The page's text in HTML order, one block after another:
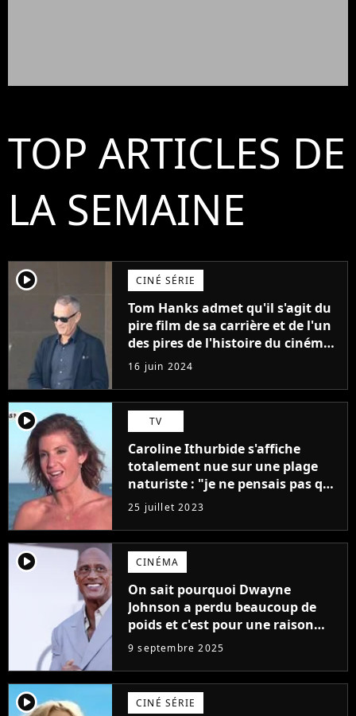
TOP ARTICLES DE
LA SEMAINE
player2 CINÉ SÉRIE
Tom Hanks admet qu'il s'agit du
pire film de sa carrière et de l'un
des pires de l'histoire du cinéma :
"L'un des films les plus
médiocres jamais réalisés"
16 juin 2024
player2 TV
Caroline Ithurbide s'affiche
totalement nue sur une plage
naturiste : "je ne pensais pas que
j'arriverais à le faire..."
25 juillet 2023
player2 CINÉMA
On sait pourquoi Dwayne
Johnson a perdu beaucoup de
poids et c'est pour une raison
importante
9 septembre 2025
player2 CINÉ SÉRIE